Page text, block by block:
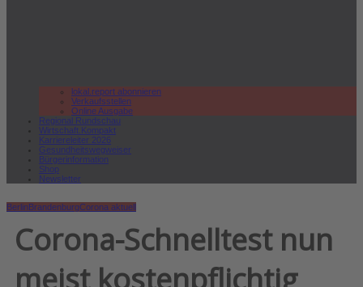
lokal.report abonnieren
Verkaufsstellen
Online Ausgabe
Regional Rundschau
Wirtschaft.Kompakt
Karriereleiter 2026
Gesundheitswegweiser
Bürgerinformation
Shop
Newsletter
BerlinBrandenburgCorona aktuell
Corona-Schnelltest nun